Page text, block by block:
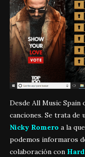
Desde All Music Spain
canciones. Se trata de
Nicky Romero a la
podemos informaros
colaboración con